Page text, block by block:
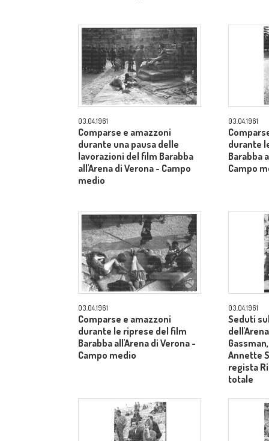
03.04.1961
Comparse e amazzoni
durante una pausa delle
lavorazioni del film Barabba
all'Arena di Verona - Campo
medio
03.04.1961
durante
Barabba
Campo
03.04.1961
Comparse e amazzoni
durante le riprese del film
Barabba all'Arena di Verona -
Campo medio
03.04.1961
Seduti
Annette
regista
totale